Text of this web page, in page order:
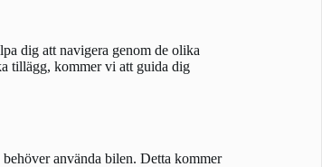
dig att navigera genom de olika
tillägg, kommer vi att guida dig
använda bilen. Detta kommer